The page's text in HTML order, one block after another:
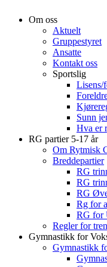
Om oss
Aktuelt
Gruppestyret
Ansatte
Kontakt oss
Sportslig
Lisens/
Sunn
Hva er
RG partier 5-17 år
Om Rytmisk
Breddepartier
RG
RG
RG
Rg for
RG for
Regler for
Gymnastikk for
Gymnastikk